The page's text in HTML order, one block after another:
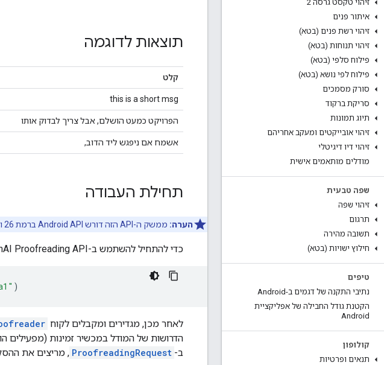
זיהוי טקסט גרסה 2
איתור פנים
זיהוי רשת פנים (בטא)
זיהוי תנוחות (בטא)
פילוח סלפי (בטא)
פילוח לפי נושא (בטא)
סורק מסמכים
סריקת ברקוד
תיוג תמונות
זיהוי אובייקטים ומעקב אחריהם
זיהוי דיו דיגיטלי
מודלים מותאמים אישית
שפה טבעית
זיהוי שפה
תרגום
תשובה מהירה
חילוץ ישויות (בטא)
טיפים
נתיבי התקנה של דגמים ב-Android
הקטנת גודל החבילה של אפליקציית
Android
קולופון
תנאים ופרטיות
תוצאות לדוגמה
קלט
this is a short msg
הפרויקט כמעט הושלם, אבל צריך לבדוק אותו
אשמח אם ניפגש ליד הדוב,
תחילת העבודה
הערה: ממשק ה-API הזה דורש Android API ברמת 26 ומעלה.
כדי להתחיל להשתמש ב-GenAI Proofreading API, מוסיפים את התלות הזו לקובץ ה-build של הפרויקט.
)
לאחר מכן, מגדירים ומקבלים לקוח
הדרושות של המודל במכשיר זמינות
ב- ProofreadingRequest , מריצים את